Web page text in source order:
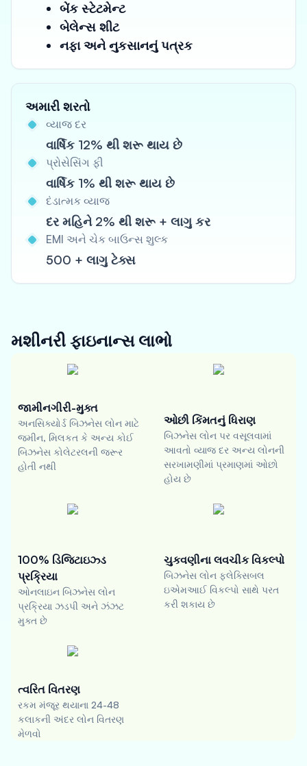
બેંક સ્ટેટમેન્ટ
બેલેન્સ શીટ
નફા અને નુકસાનનું પત્રક
અમારી શરતો
વ્યાજ દર
વાર્ષિક 12% થી શરૂ થાય છે
પ્રોસેસિંગ ફી
વાર્ષિક 1% થી શરૂ થાય છે
દંડાત્મક વ્યાજ
દર મહિને 2% થી શરૂ + લાગુ કર
EMI અને ચેક બાઉન્સ શુલ્ક
500 + લાગુ ટેક્સ
મશીનરી ફાઇનાન્સ લાભો
જામીનગીરી-મુક્ત
અનસિક્યોર્ડ બિઝનેસ લોન માટે
જમીન, મિલકત કે અન્ય કોઈ
બિઝનેસ કોલેટરલની જરૂર
હોતી નથી
ઓછી કિંમતનું ધિરાણ
બિઝનેસ લોન પર વસૂલવામાં
આવતો વ્યાજ દર અન્ય લોનની
સરખામણીમાં પ્રમાણમાં ઓછો
હોય છે
100% ડિજિટાઇઝ્ડ
પ્રક્રિયા
ઓનલાઇન બિઝનેસ લોન
પ્રક્રિયા ઝડપી અને ઝંઝટ
મુક્ત છે
ચુકવણીના લવચીક વિકલ્પો
બિઝનેસ લોન ફ્લેક્સિબલ
ઇએમઆઈ વિકલ્પો સાથે પરત
કરી શકાય છે
ત્વરિત વિતરણ
રકમ મંજૂર થયાના 24-48
કલાકની અંદર લોન વિતરણ
મેળવો